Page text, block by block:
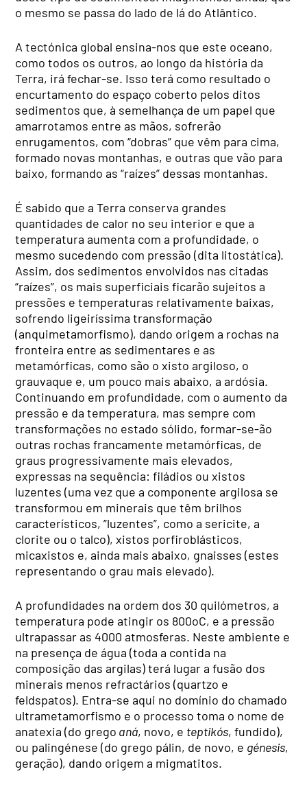
o mesmo se passa do lado de lá do Atlântico.
A tectónica global ensina-nos que este oceano,
como todos os outros, ao longo da história da
Terra, irá fechar-se. Isso terá como resultado o
encurtamento do espaço coberto pelos ditos
sedimentos que, à semelhança de um papel que
amarrotamos entre as mãos, sofrerão
enrugamentos, com “dobras” que vêm para cima,
formado novas montanhas, e outras que vão para
baixo, formando as “raízes” dessas montanhas.
É sabido que a Terra conserva grandes
quantidades de calor no seu interior e que a
temperatura aumenta com a profundidade, o
mesmo sucedendo com pressão (dita litostática).
Assim, dos sedimentos envolvidos nas citadas
“raízes”, os mais superficiais ficarão sujeitos a
pressões e temperaturas relativamente baixas,
sofrendo ligeiríssima transformação
(anquimetamorfismo), dando origem a rochas na
fronteira entre as sedimentares e as
metamórficas, como são o xisto argiloso, o
grauvaque e, um pouco mais abaixo, a ardósia.
Continuando em profundidade, com o aumento da
pressão e da temperatura, mas sempre com
transformações no estado sólido, formar-se-ão
outras rochas francamente metamórficas, de
graus progressivamente mais elevados,
expressas na sequência: filádios ou xistos
luzentes (uma vez que a componente argilosa se
transformou em minerais que têm brilhos
característicos, ”luzentes”, como a sericite, a
clorite ou o talco), xistos porfiroblásticos,
micaxistos e, ainda mais abaixo, gnaisses (estes
representando o grau mais elevado).
A profundidades na ordem dos 30 quilómetros, a
temperatura pode atingir os 800oC, e a pressão
ultrapassar as 4000 atmosferas. Neste ambiente e
na presença de água (toda a contida na
composição das argilas) terá lugar a fusão dos
minerais menos refractários (quartzo e
feldspatos). Entra-se aqui no domínio do chamado
ultrametamorfismo e o processo toma o nome de
anatexia (do grego aná, novo, e teptikós, fundido),
ou palingénese (do grego pálin, de novo, e génesis,
geração), dando origem a migmatitos.